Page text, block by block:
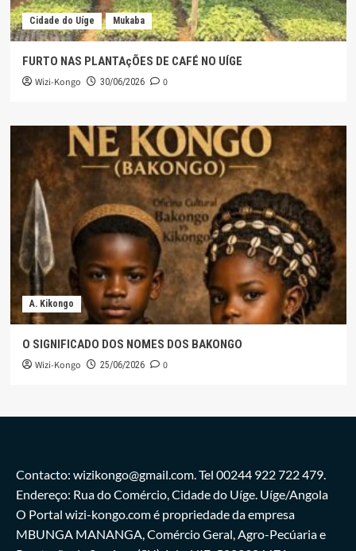
Cidade do Uíge Mukaba
FURTO NAS PLANTAçÕES DE CAFÉ NO UÍGE
Wizi-Kongo 30/06/2026 0
A. Kikongo
O SIGNIFICADO DOS NOMES DOS BAKONGO
Wizi-Kongo 25/06/2026 0
Contacto: wizikongo@gmail.com. Tel 00244 922 722 479.
Endereço: Rua do Comércio, Cidade do Uíge. Uíge/Angola
O Portal wizi-kongo.com é propriedade da empresa
MBUNGA MANANGA, Comércio Geral, Agro-Pecúaria e